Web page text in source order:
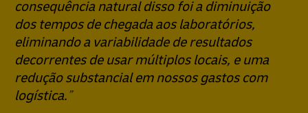
consequência natural disso foi a diminuição
dos tempos de chegada aos laboratórios,
eliminando a variabilidade de resultados
decorrentes de usar múltiplos locais, e uma
redução substancial em nossos gastos com
logística.